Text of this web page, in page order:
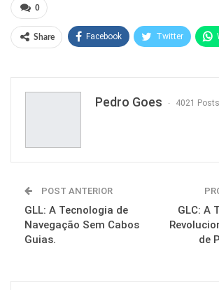
0
Share Facebook Twitter
Pedro Goes 4021 Posts
POST ANTERIOR
GLL: A Tecnologia de
Navegação Sem Cabos
Guias.
GLC: A
de